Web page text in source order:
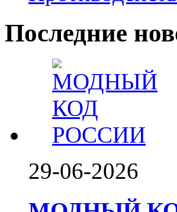
Последние
29-06-2026